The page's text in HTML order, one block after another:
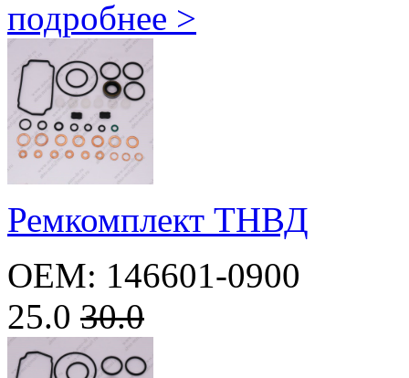
подробнее >
Ремкомплект ТНВД
OEM: 146601-0900
25.0 30.0